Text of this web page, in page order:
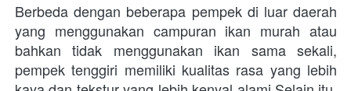
Berbeda dengan beberapa pempek di luar daerah
yang menggunakan campuran ikan murah atau
bahkan tidak menggunakan ikan sama sekali,
pempek tenggiri memiliki kualitas rasa yang lebih